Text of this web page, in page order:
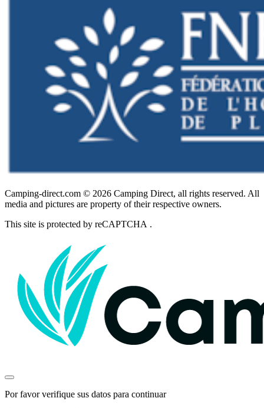
Camping-direct.com © 2026 Camping Direct, all rights reserved. All
media and pictures are property of their respective owners.
This site is protected by reCAPTCHA .
Por favor verifique sus datos para continuar